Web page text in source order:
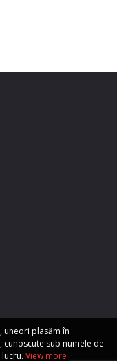
uneori plasăm în
sub numele de
View more